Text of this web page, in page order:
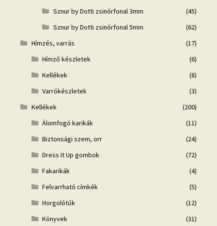
Sznur by Dotti zsinórfonal 3mm
(45)
Sznur by Dotti zsinórfonal 5mm
(62)
Hímzés, varrás
(17)
Hímző készletek
(6)
Kellékek
(8)
Varrókészletek
(3)
Kellékek
(200)
Álomfogó karikák
(11)
Biztonsági szem, orr
(24)
Dress It Up gombok
(72)
Fakarikák
(4)
Felvarrható címkék
(5)
Horgolótűk
(12)
Könyvek
(31)